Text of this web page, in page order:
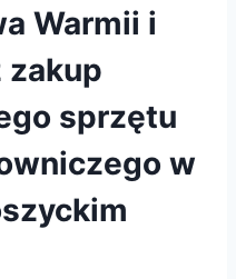
Warmii i
zakup
sprzętu
w